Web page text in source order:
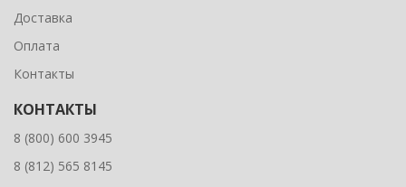
Доставка
Оплата
Контакты
КОНТАКТЫ
8 (800) 600 3945
8 (812) 565 8145